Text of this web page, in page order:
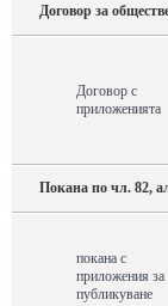
Договор за
Договор с
приложенията
Покана по чл. 82,
покана с
приложения за
публикуване